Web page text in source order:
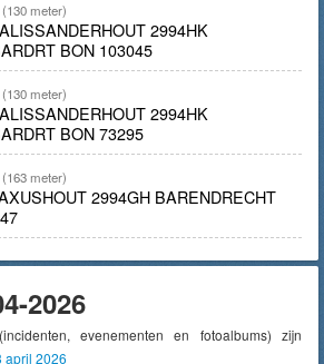
(130 meter)
2994HK
BON 103045
(130 meter)
2994HK
BON 73295
(163 meter)
2994GH BARENDRECHT
2026
evenementen en fotoalbums) zijn
april 2026